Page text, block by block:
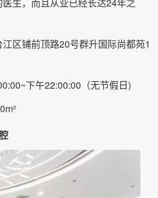
生，而且从业已经长达24年之
区铺前顶路20号群升国际尚都苑1
下午22:00:00（无节假日)